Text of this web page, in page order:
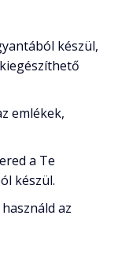
készül,
emlékek,
a Te
készül.
az